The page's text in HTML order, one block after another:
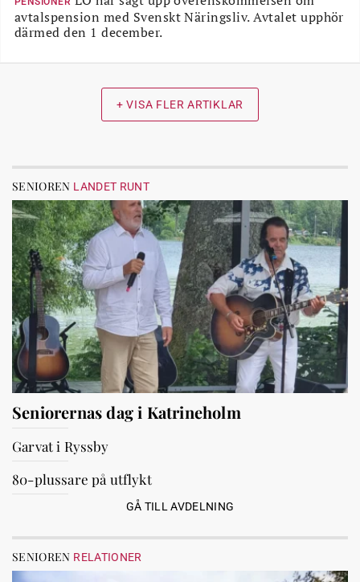
avtalspension med Svenskt Näringsliv. Avtalet upphör
därmed den 1 december.
+ VISA FLER ARTIKLAR
SENIOREN LANDET RUNT
Seniorernas dag i Katrineholm
Garvat i Ryssby
80-plussare på utflykt
GÅ TILL AVDELNING
SENIOREN RELATIONER